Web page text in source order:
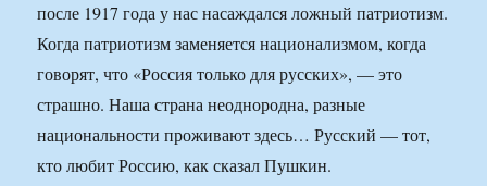
после 1917 года у нас насаждался ложный патриотизм.
Когда патриотизм заменяется национализмом, когда
говорят, что «Россия только для русских», — это
страшно. Наша страна неоднородна, разные
национальности проживают здесь… Русский — тот,
кто любит Россию, как сказал Пушкин.